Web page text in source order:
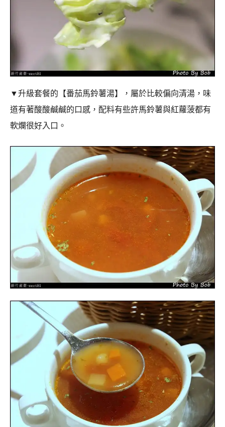
▼升級套餐的【番茄馬鈴薯湯】，屬於比較偏向清湯，味
道有著酸酸鹹鹹的口感，配料有些許馬鈴薯與紅蘿菠都有
軟爛很好入口。